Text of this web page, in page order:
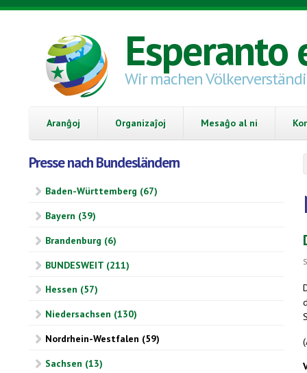
Skip to main content
Esperanto
Wir machen
Aranĝoj Organizaĵoj Mesaĝo al ni
Presse nach Bundesländern
Baden-Württemberg (67)
Bayern (39)
Brandenburg (6)
BUNDESWEIT (211)
Hessen (57)
Niedersachsen (130)
Nordrhein-Westfalen (59)
Sachsen (13)